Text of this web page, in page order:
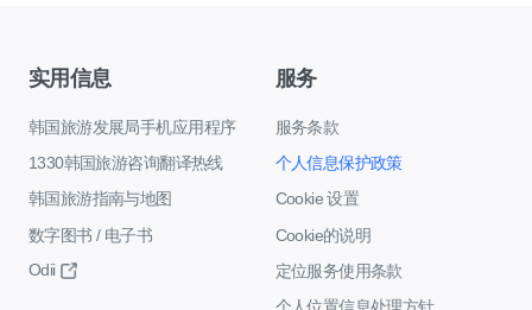
实用信息
韩国旅游发展局手机应用程序
1330韩国旅游咨询翻译热线
韩国旅游指南与地图
数字图书 / 电子书
Odii
服务
服务条款
个人信息保护政策
Cookie 设置
Cookie的说明
定位服务使用条款